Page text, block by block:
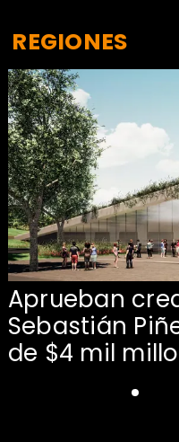
Aprueban
Sebastián
de $4 mil
REGIONES